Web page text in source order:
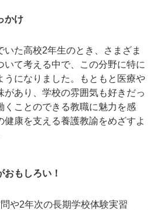
かけ
いた高校2年生のとき、さまざま
いて考える中で、この分野に特に
うになりました。もともと医療や
があり、学校の雰囲気も好きだっ
くことのできる教職に魅力を感
健康を支える養護教諭をめざすよ
おもしろい！
や2年次の長期学校体験実習